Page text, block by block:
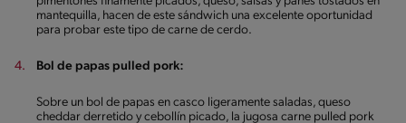
mantequilla, hacen de este sándwich una excelente oportunidad
para probar este tipo de carne de cerdo.
Bol de papas pulled pork:
Sobre un bol de papas en casco ligeramente saladas, queso
cheddar derretido y cebollín picado, la jugosa carne pulled pork